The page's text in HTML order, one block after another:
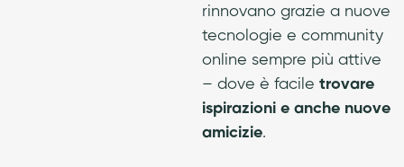
rinnovano grazie a nuove
tecnologie e community
online sempre più attive
– dove è facile trovare
ispirazioni e anche nuove
amicizie.